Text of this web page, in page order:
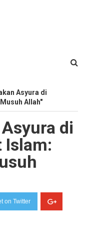
Asyura di
Allah"
di
Islam:
on Twitter